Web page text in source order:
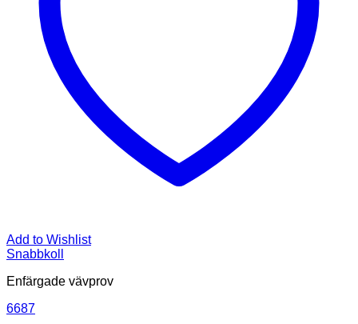
Add to Wishlist
Snabbkoll
Enfärgade vävprov
6687